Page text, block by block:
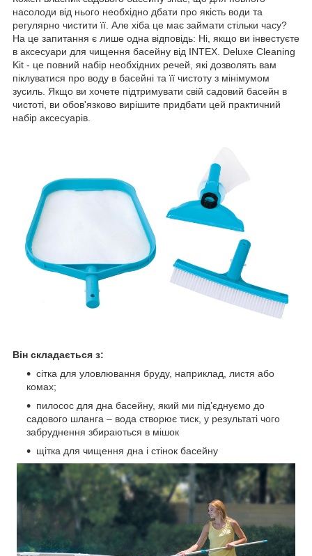
насолоди від нього необхідно дбати про якість води та
регулярно чистити її. Але хіба це має займати стільки часу?
На це запитання є лише одна відповідь: Ні, якщо ви інвестуєте
в аксесуари для чищення басейну від INTEX. Deluxe Cleaning
Kit - це повний набір необхідних речей, які дозволять вам
піклуватися про воду в басейні та її чистоту з мінімумом
зусиль. Якщо ви хочете підтримувати свій садовий басейн в
чистоті, ви обов'язково вирішите придбати цей практичний
набір аксесуарів.
Він складається з:
сітка для уловлювання бруду, наприклад, листя або
комах;
пилосос для дна басейну, який ми під’єднуємо до
садового шланга – вода створює тиск, у результаті чого
забруднення збираються в мішок
щітка для чищення дна і стінок басейну